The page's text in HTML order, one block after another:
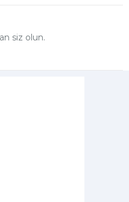
siz olun.